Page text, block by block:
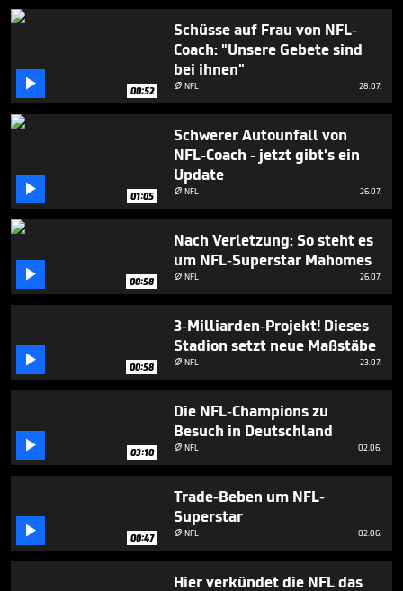
44
seconds
 00:52
Schüsse auf Frau von NFL-
Coach: "Unsere Gebete sind
bei ihnen"
 NFL 28.07.
 01:05
Schwerer Autounfall von
NFL-Coach - jetzt gibt's ein
Update
 NFL 26.07.
 00:58
Nach Verletzung: So steht es
um NFL-Superstar Mahomes
 NFL 26.07.
 00:58
3-Milliarden-Projekt! Dieses
Stadion setzt neue Maßstäbe
 NFL 23.07.
 03:10
Die NFL-Champions zu
Besuch in Deutschland
 NFL 02.06.
 00:47
Trade-Beben um NFL-
Superstar
 NFL 02.06.
Hier verkündet die NFL das